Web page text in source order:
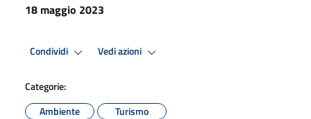
18 maggio 2023
Condividi Vedi azioni
Categorie:
Ambiente
Turismo